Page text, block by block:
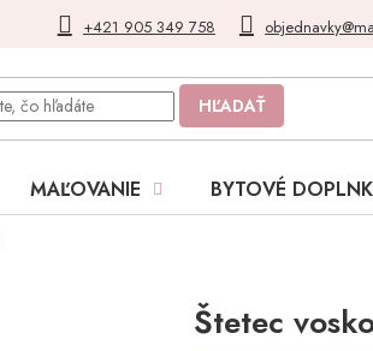
+421 905 349 758
Blog Moja objednávka
HĽADAŤ
MAĽOVANIE BYTOVÉ
Štetec